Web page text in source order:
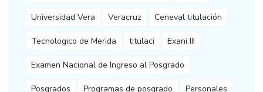
Universidad Vera Veracruz Ceneval titulación
Tecnologico de Merida titulaci Exani III
Examen Nacional de Ingreso al Posgrado
Posgrados Programas de posgrado Personales